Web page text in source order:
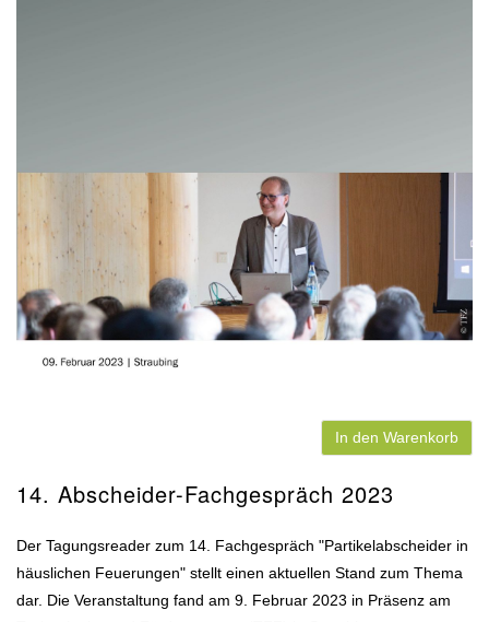
In den Warenkorb
14. Abscheider-Fachgespräch 2023
Der Tagungsreader zum 14. Fachgespräch "Partikelabscheider in
häuslichen Feuerungen" stellt einen aktuellen Stand zum Thema
dar. Die Veranstaltung fand am 9. Februar 2023 in Präsenz am